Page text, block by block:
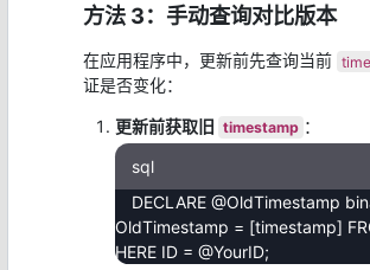
方法 3：手动查询对比版本
在应用程序中，更新前先查询当前
证是否变化：
更新前获取旧 timestamp ：
sql
DECLARE @OldTimestamp
OldTimestamp = [timestamp]
HERE ID = @YourID;